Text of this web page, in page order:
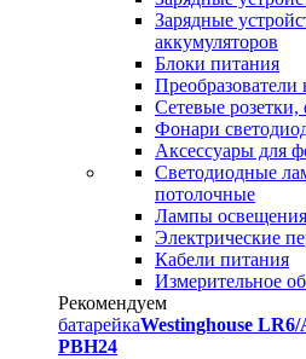
Зарядные
аккумуляторов
Блоки питания
Сетевые
Фонари
Аксессуары для
Светодиодные
потолочные
Лампы освещения
Электрические
Кабели питания
Измерительное
Рекомендуем
батарейкаWestinghouse
PBH24